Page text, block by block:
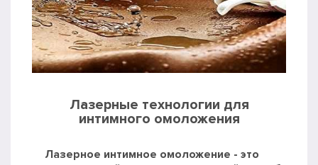
Лазерные технологии для
интимного омоложения
Лазерное интимное омоложение - это